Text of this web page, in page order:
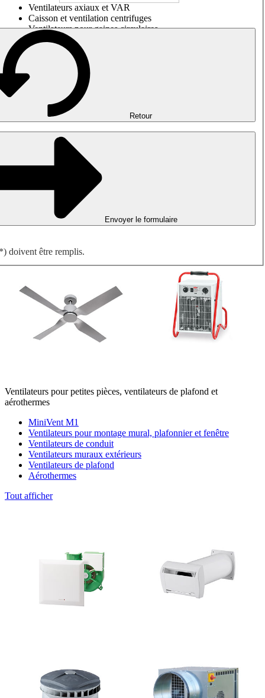
Ventilateurs axiaux et VAR
Caisson et ventilation centrifuges
Ventilateurs pour gaines circulaires
Ventilateurs pour gaines rectangulaires
Tourelles de toiture
Désenfumage, détection incendie et ventilation de parking
Ventilateurs antidéflagrants
Mesurer. Contrôler. Réguler.
Traitement d'air
Accessoires aérauliques
Ventilateurs pour petites pièces, ventilateurs de plafond et
aérothermes
MiniVent M1
Ventilateurs pour montage mural, plafonnier et fenêtre
Ventilateurs de conduit
Ventilateurs muraux extérieurs
Ventilateurs de plafond
Aérothermes
Tout afficher
Retour
Envoyer le formulaire
doivent être remplis.